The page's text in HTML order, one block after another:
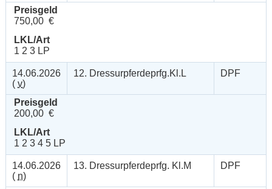
Preisgeld
750,00 €
LKL/Art
1 2 3 LP
14.06.2026
( v)
12. Dressurpferdeprfg.Kl.L DPF
Preisgeld
200,00 €
LKL/Art
1 2 3 4 5 LP
14.06.2026
( n)
13. Dressurpferdeprfg. Kl.M DPF